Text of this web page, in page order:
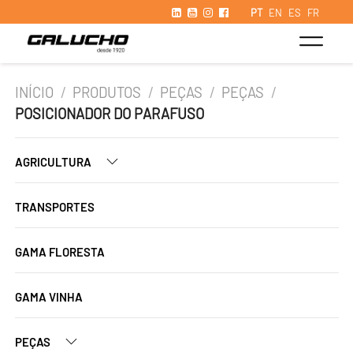
PT EN ES FR
INÍCIO / PRODUTOS / PEÇAS / PEÇAS /
POSICIONADOR DO PARAFUSO
AGRICULTURA
TRANSPORTES
GAMA FLORESTA
GAMA VINHA
PEÇAS